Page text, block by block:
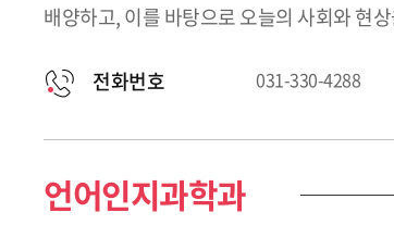
배양하고, 이를 바탕으로 오늘의 사회와 현
전화번호 031-330-4288
언어인지과학과